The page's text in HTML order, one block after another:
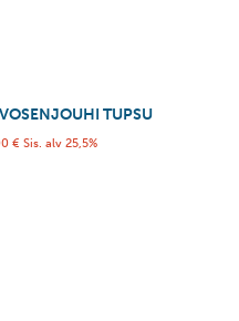
TUPSU
€ Sis. alv 25,5%